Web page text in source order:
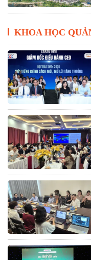
BẤT ĐỘNG SẢN